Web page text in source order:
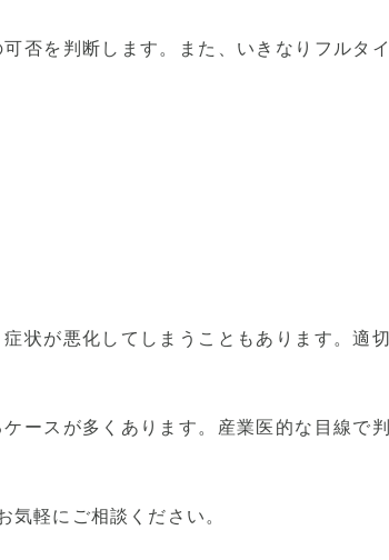
否を判断します。また、いきなりフルタ
状が悪化してしまうこともあります。適
ースが多くあります。産業医的な目線で
軽にご相談ください。